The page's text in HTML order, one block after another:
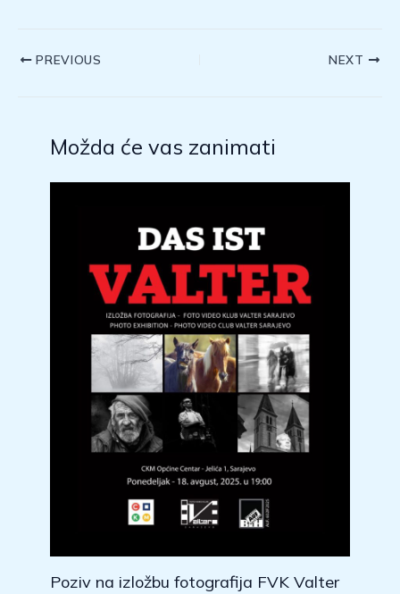
PREVIOUS NEXT
Možda će vas zanimati
Poziv na izložbu fotografija FVK Valter